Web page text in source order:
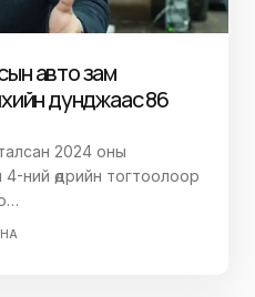
авто зам
дунджаас 86
2024 оны
ний өдрийн тогтоолоор